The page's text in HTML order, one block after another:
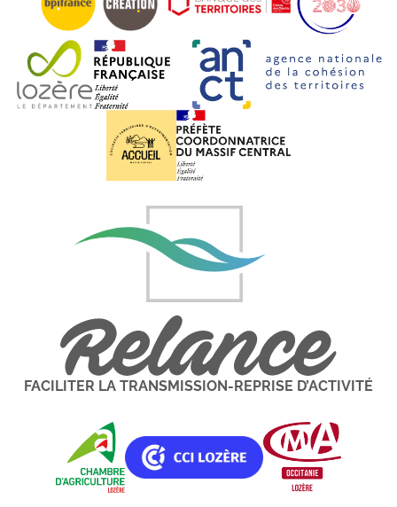
FACILITER LA TRANSMISSION-REPRISE D’ACTIVITÉ